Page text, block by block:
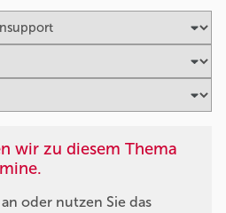
wir zu diesem Thema
oder nutzen Sie das